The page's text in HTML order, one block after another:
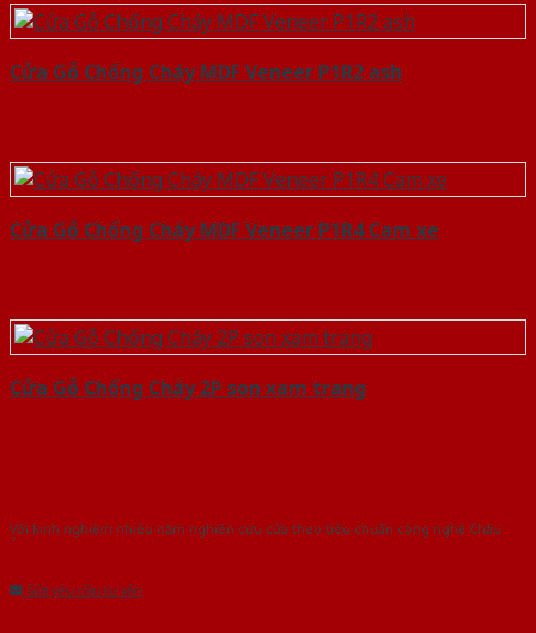
Cửa Gỗ Chống Cháy MDF Veneer P1R2 ash
Cửa Gỗ Chống Cháy MDF Veneer P1R4 Cam xe
Cửa Gỗ Chống Cháy 2P son xam trang
Với kinh nghiệm nhiêu năm nghiên cứu cửa theo tiêu chuẩn công nghệ Châu
Gửi yêu cầu tư vấn